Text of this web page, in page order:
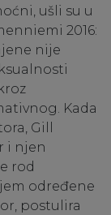
ušli su u
2016:
nije
Kada
Gill
i njen
rod
određene
postulira